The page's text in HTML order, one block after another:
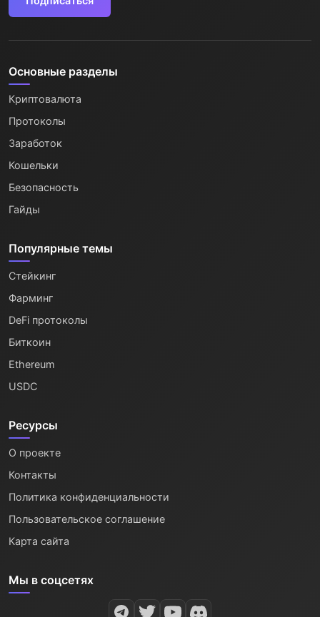
Основные разделы
Криптовалюта
Протоколы
Заработок
Кошельки
Безопасность
Гайды
Популярные темы
Стейкинг
Фарминг
DeFi протоколы
Биткоин
Ethereum
USDC
Ресурсы
О проекте
Контакты
Политика конфиденциальности
Пользовательское соглашение
Карта сайта
Мы в соцсетях